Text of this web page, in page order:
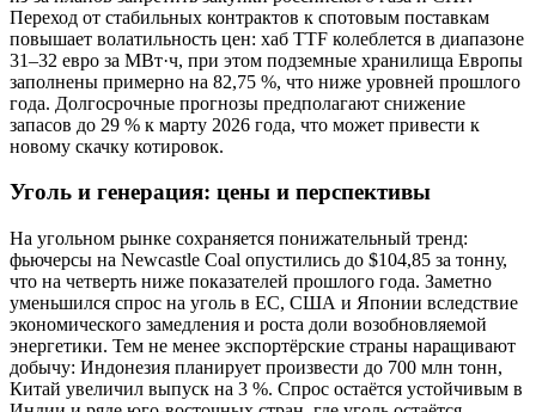
Переход от стабильных контрактов к спотовым поставкам
повышает волатильность цен: хаб TTF колеблется в диапазоне
31–32 евро за МВт·ч, при этом подземные хранилища Европы
заполнены примерно на 82,75 %, что ниже уровней прошлого
года. Долгосрочные прогнозы предполагают снижение
запасов до 29 % к марту 2026 года, что может привести к
новому скачку котировок.
Уголь и генерация: цены и перспективы
На угольном рынке сохраняется понижательный тренд:
фьючерсы на Newcastle Coal опустились до $104,85 за тонну,
что на четверть ниже показателей прошлого года. Заметно
уменьшился спрос на уголь в ЕС, США и Японии вследствие
экономического замедления и роста доли возобновляемой
энергетики. Тем не менее экспортёрские страны наращивают
добычу: Индонезия планирует произвести до 700 млн тонн,
Китай увеличил выпуск на 3 %. Спрос остаётся устойчивым в